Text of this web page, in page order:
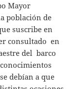
Mayor
población de
suscribe en
consultado en
del barco
debían a que